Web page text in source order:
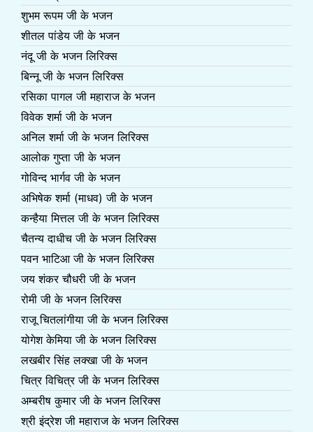
शुभम रूपम जी के भजन
शीतल पांडेय जी के भजन
नंदू जी के भजन लिरिक्स
बिन्नू जी के भजन लिरिक्स
रसिका पागल जी महाराज के भजन
विवेक शर्मा जी के भजन
अनिल शर्मा जी के भजन लिरिक्स
आलोक गुप्ता जी के भजन
गोविन्द भार्गव जी के भजन
अभिषेक शर्मा (माधव) जी के भजन
कन्हैया मित्तल जी के भजन लिरिक्स
चैतन्य दाधीच जी के भजन लिरिक्स
पवन भाटिआ जी के भजन लिरिक्स
जय शंकर चौधरी जी के भजन
रोमी जी के भजन लिरिक्स
राजू चितलांगीया जी के भजन लिरिक्स
योगेश केमिया जी के भजन लिरिक्स
लखबीर सिंह लक्खा जी के भजन
चित्र विचित्र जी के भजन लिरिक्स
अम्बरीष कुमार जी के भजन लिरिक्स
श्री इंद्रेश जी महाराज के भजन लिरिक्स